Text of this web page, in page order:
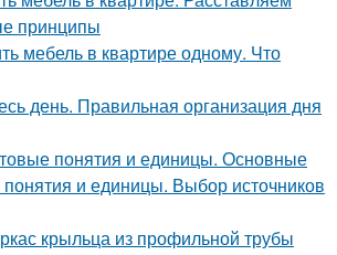
принципы
мебель в квартире одному. Что
день. Правильная организация дня
понятия и единицы. Основные
понятия и единицы. Выбор источников
крыльца из профильной трубы